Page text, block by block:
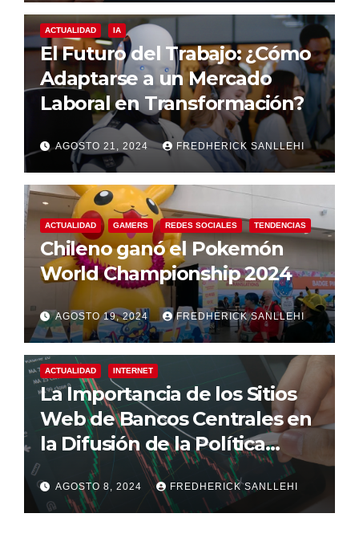
ACTUALIDAD IA
El Futuro del Trabajo: ¿Cómo
Adaptarse a un Mercado
Laboral en Transformación?
AGOSTO 21, 2024 FREDHERICK SANLLEHI
ACTUALIDAD GAMERS REDES SOCIALES TENDENCIAS
Chileno ganó el Pokemón
World Championship 2024
AGOSTO 19, 2024 FREDHERICK SANLLEHI
ACTUALIDAD INTERNET
La Importancia de los Sitios
Web de Bancos Centrales en
la Difusión de la Política
Monetaria
AGOSTO 8, 2024 FREDHERICK SANLLEHI